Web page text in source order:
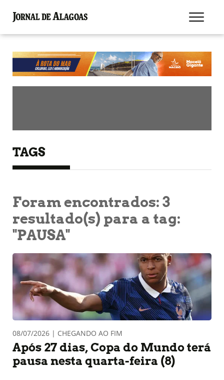
TAGS
Foram encontrados: 3
resultado(s) para a tag:
"PAUSA"
08/07/2026 | CHEGANDO AO FIM
Após 27 dias, Copa do Mundo terá
pausa nesta quarta-feira (8)